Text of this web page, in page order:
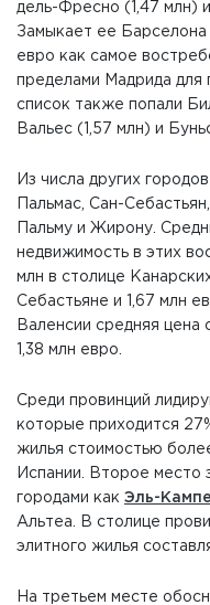
дель-Фресно (1,47 млн)
Замыкает ее Барселона
евро как самое
пределами Мадрида для
список также попали
Вальес (1,57 млн) и
Из числа других
Пальмас, Сан-
Пальму и Жирону.
недвижимость в этих
млн в столице
Себастьяне и 1,67 млн
Валенсии средняя цена
1,38 млн евро.
Среди провинций
которые приходится
жилья стоимостью
Испании. Второе место
городами как Эль-
Альтеа. В столице
элитного жилья
На третьем месте